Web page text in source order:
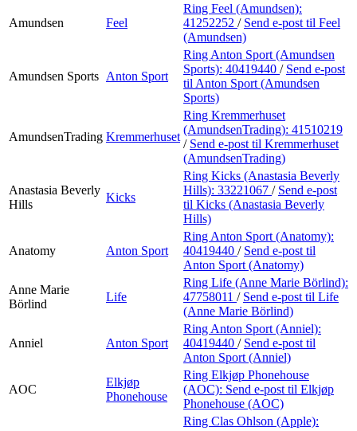
Amundsen Feel
Ring Feel (Amundsen):
41252252 / Send e-post til Feel
(Amundsen)
Amundsen Sports Anton Sport
Ring Anton Sport (Amundsen
Sports): 40419440 / Send e-post
til Anton Sport (Amundsen
Sports)
AmundsenTrading Kremmerhuset
Ring Kremmerhuset
(AmundsenTrading): 41510219
/ Send e-post til Kremmerhuset
(AmundsenTrading)
Anastasia Beverly
Hills
Kicks
Ring Kicks (Anastasia Beverly
Hills): 33221067 / Send e-post
til Kicks (Anastasia Beverly
Hills)
Anatomy Anton Sport
Ring Anton Sport (Anatomy):
40419440 / Send e-post til
Anton Sport (Anatomy)
Anne Marie
Börlind
Life
Ring Life (Anne Marie Börlind):
47758011 / Send e-post til Life
(Anne Marie Börlind)
Anniel Anton Sport
Ring Anton Sport (Anniel):
40419440 / Send e-post til
Anton Sport (Anniel)
AOC
Elkjøp
Phonehouse
Ring Elkjøp Phonehouse
(AOC): Send e-post til Elkjøp
Phonehouse (AOC)
Ring Clas Ohlson (Apple):